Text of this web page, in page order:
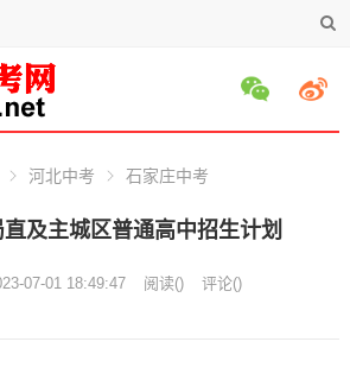
河北中考 石家庄中考
及主城区普通高中招生计划
07-01 18:49:47 阅读() 评论()